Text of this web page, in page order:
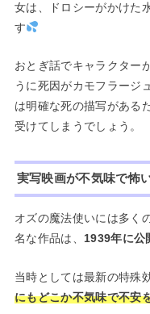
女は、ドロシーがかけた
す
おとぎ話でキャラクター
うに死因がカモフラージ
は明確な死の描写がある
受けてしまうでしょう。
実写映画が不気味で怖
オズの魔法使いには多く
名な作品は、1939年に公
当時としては最新の特殊
にもどこか不気味で不安